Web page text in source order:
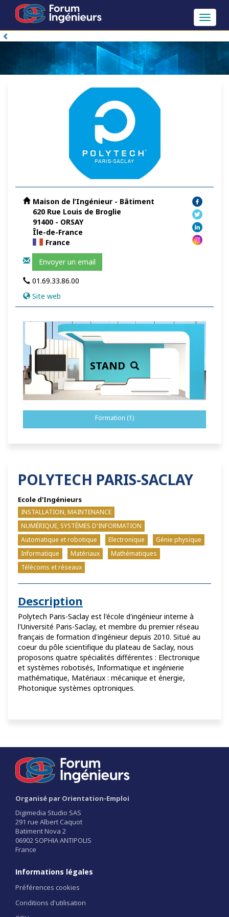
Toggle
Maison de l’Ingénieur - Bâtiment
620 Rue Louis de Broglie
91400 - ORSAY
Île-de-France
France
Envoyer un email
01.69.33.86.00
Site web
STAND
Formation (1)
POLYTECH PARIS-SACLAY
Ecole d'Ingénieurs
INSTALLATION, MAINTENANCE
NUMÉRIQUE, SYSTÈMES D'INFORMATION
Automatique et robotique
Electronique
Génie physique
Informatique
Matériaux
Mathématiques
Télécoms et réseaux
Description
Polytech Paris-Saclay est l'école d'ingénieur interne à
l'Université Paris-Saclay, et membre du premier réseau
français de formation d'ingénieur depuis 2010. Situé au
coeur du pôle scientifique du plateau de Saclay, nous
proposons quatre spécialités différentes : Electronique
et systèmes robotisés, Informatique et ingénierie
mathématique, Matériaux : mécanique et énergie,
Photonique systèmes optroniques.
Organisé par Orientation-Emploi
Digimedia Studio SAS
291 rue Albert Caquot
Batiment Nova 2
06902 SOPHIA ANTIPOLIS
France
Informations légales
Préférences cookies
Conditions d'utilisation